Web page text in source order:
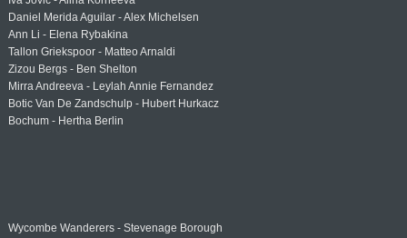
Daniel Merida Aguilar - Alex Michelsen
Ann Li - Elena Rybakina
Tallon Griekspoor - Matteo Arnaldi
Zizou Bergs - Ben Shelton
Mirra Andreeva - Leylah Annie Fernandez
Botic Van De Zandschulp - Hubert Hurkacz
Bochum - Hertha Berlin
Wycombe Wanderers - Stevenage Borough